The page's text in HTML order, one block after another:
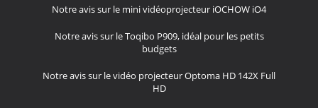
Notre avis sur le mini vidéoprojecteur iOCHOW iO4
Notre avis sur le Toqibo P909, idéal pour les petits
budgets
Notre avis sur le vidéo projecteur Optoma HD 142X Full
HD